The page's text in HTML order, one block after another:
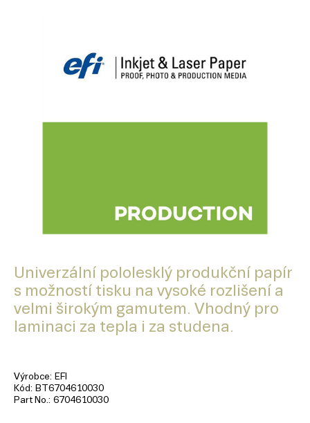
Univerzální pololesklý produkční papír
s možností tisku na vysoké rozlišení a
velmi širokým gamutem. Vhodný pro
laminaci za tepla i za studena.
Výrobce
EFI
Kód
BT6704610030
Part No. 6704610030